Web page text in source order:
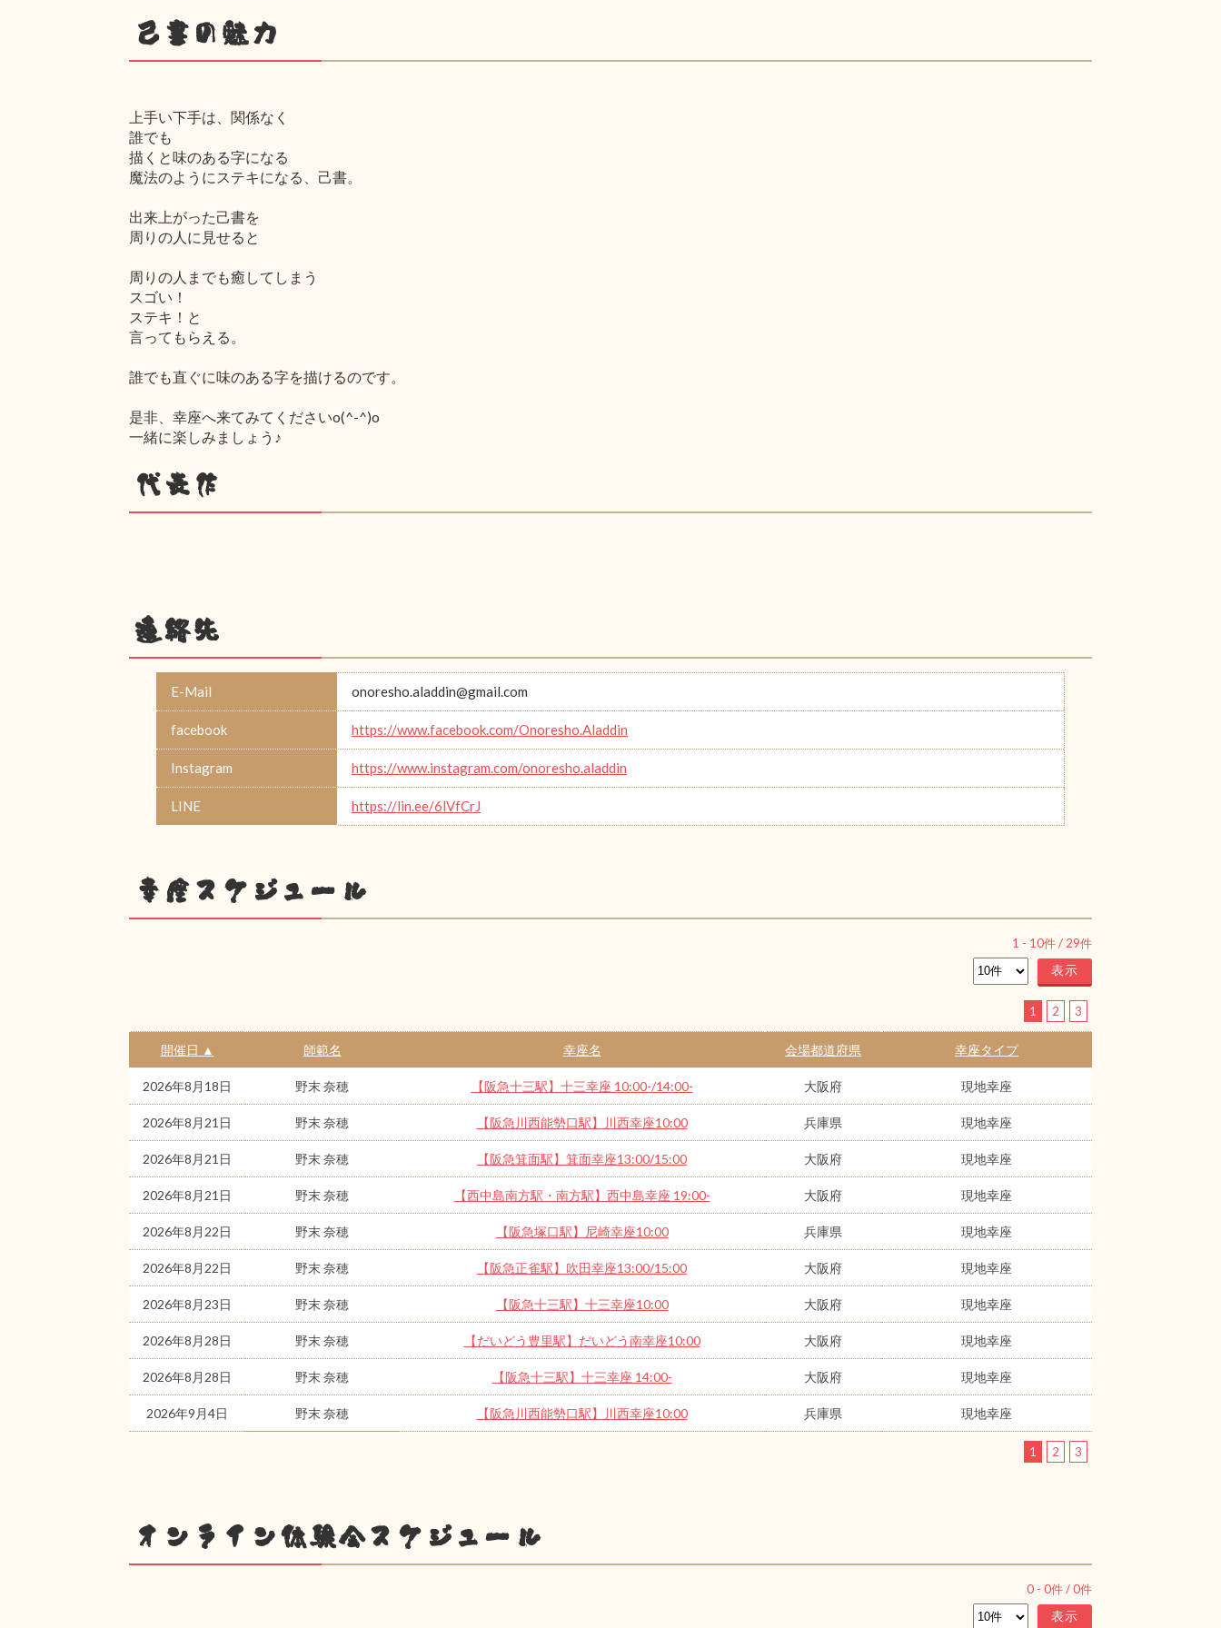
己書の魅力
上手い下手は、関係なく
誰でも
描くと味のある字になる
魔法のようにステキになる、己書。
出来上がった己書を
周りの人に見せると
周りの人までも癒してしまう
スゴい！
ステキ！と
言ってもらえる。
誰でも直ぐに味のある字を描けるのです。
是非、幸座へ来てみてくださいo(^-^)o
一緒に楽しみましょう♪
代表作
連絡先
E-Mail onoresho.aladdin@gmail.com
facebook https://www.facebook.com/Onoresho.Aladdin
Instagram https://www.instagram.com/onoresho.aladdin
LINE https://lin.ee/6lVfCrJ
幸座スケジュール
1 - 10件 / 29件
1 2 3
開催日 ▲ 師範名 幸座名 会場都道府県 幸座タイプ
2026年8月18日 野末 奈穂 【阪急十三駅】十三幸座 10:00-/14:00- 大阪府 現地幸座
2026年8月21日 野末 奈穂 【阪急川西能勢口駅】川西幸座10:00 兵庫県 現地幸座
2026年8月21日 野末 奈穂 【阪急箕面駅】箕面幸座13:00/15:00 大阪府 現地幸座
2026年8月21日 野末 奈穂 【西中島南方駅・南方駅】西中島幸座 19:00- 大阪府 現地幸座
2026年8月22日 野末 奈穂 【阪急塚口駅】尼崎幸座10:00 兵庫県 現地幸座
2026年8月22日 野末 奈穂 【阪急正雀駅】吹田幸座13:00/15:00 大阪府 現地幸座
2026年8月23日 野末 奈穂 【阪急十三駅】十三幸座10:00 大阪府 現地幸座
2026年8月28日 野末 奈穂 【だいどう豊里駅】だいどう南幸座10:00 大阪府 現地幸座
2026年8月28日 野末 奈穂 【阪急十三駅】十三幸座 14:00- 大阪府 現地幸座
2026年9月4日 野末 奈穂 【阪急川西能勢口駅】川西幸座10:00 兵庫県 現地幸座
1 2 3
オンライン体験会スケジュール
0 - 0件 /0件